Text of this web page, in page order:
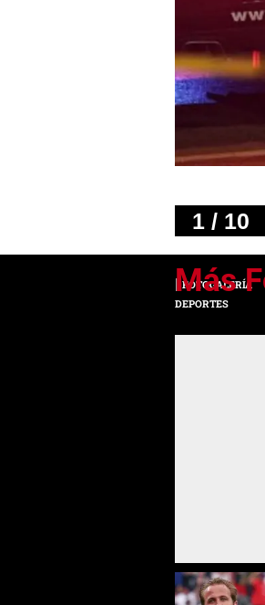
1 / 10
FOTOGALERÍA
DEPORTES